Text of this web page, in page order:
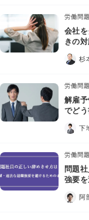
労働問題
会社
きの
杉
労働問題
解雇
でど
下
労働問題
問題
強要
阿